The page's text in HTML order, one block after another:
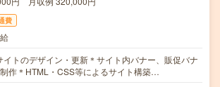
費
イトのデザイン・更新＊サイト内バナー、販促バナ
作＊HTML・CSS等によるサイト構築…